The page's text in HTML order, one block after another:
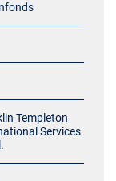
Templeton
Services